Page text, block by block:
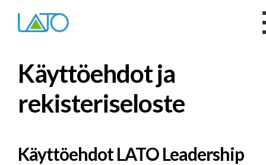
Käyttöehdot ja
rekisteriseloste
Käyttöehdot LATO Leadership